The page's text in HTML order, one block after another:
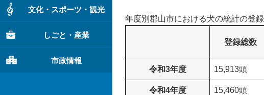
文化・スポーツ・観光
しごと・産業
市政情報
年度別郡山市における犬の統計の登
登録総数
令和3年度 15,913頭
令和4年度 15,460頭